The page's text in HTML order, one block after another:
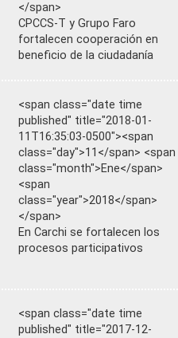
</span>
CPCCS-T y Grupo Faro
fortalecen cooperación en
beneficio de la ciudadanía
<span class="date time
published" title="2018-01-
11T16:35:03-0500"><span
class="day">11</span> <span
class="month">Ene</span>
<span
class="year">2018</span>
</span>
En Carchi se fortalecen los
procesos participativos
<span class="date time
published" title="2017-12-